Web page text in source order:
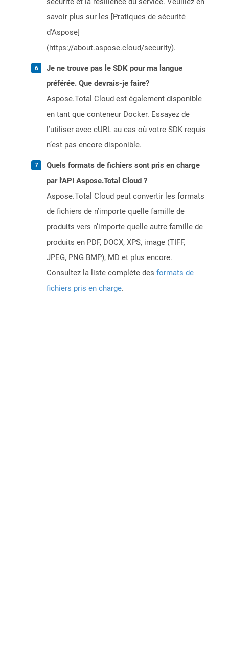
savoir plus sur les [Pratiques de sécurité
d'Aspose]
(https://about.aspose.cloud/security).
Je ne trouve pas le SDK pour ma langue
préférée. Que devrais-je faire?
Aspose.Total Cloud est également disponible
en tant que conteneur Docker. Essayez de
l’utiliser avec cURL au cas où votre SDK requis
n’est pas encore disponible.
Quels formats de fichiers sont pris en charge
par l'API Aspose.Total Cloud ?
Aspose.Total Cloud peut convertir les formats
de fichiers de n’importe quelle famille de
produits vers n’importe quelle autre famille de
produits en PDF, DOCX, XPS, image (TIFF,
JPEG, PNG BMP), MD et plus encore.
Consultez la liste complète des formats de
fichiers pris en charge.